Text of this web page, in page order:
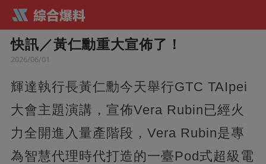
快訊／黃仁勳重大宣佈了！
2026/06/01
輝達執行長黃仁勳今天舉行GTC TAIpei
大會主題演講，宣佈Vera Rubin已經火
力全開進入量產階段，Vera Rubin是專
為智慧代理時代打造的一臺Pod式超級電